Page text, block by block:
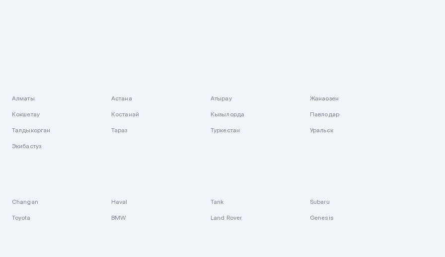
Алматы Астана Атырау Жанаозен
Кокшетау Костанай Кызылорда Павлодар
Талдыкорган Тараз Туркестан Уральск
Экибастуз
Changan Haval Tank Subaru
Toyota BMW Land Rover Genesis